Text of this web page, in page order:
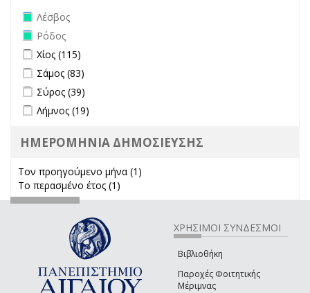
Remove Λέσβος filter
Λέσβος
Remove Ρόδος filter
Ρόδος
Apply Χίος filter
Χίος (115)
Apply Σάμος filter
Σάμος (83)
Apply Σύρος filter
Σύρος (39)
Apply Λήμνος filter
Λήμνος (19)
ΗΜΕΡΟΜΗΝΙΑ ΔΗΜΟΣΙΕΥΣΗΣ
Τον προηγούμενο μήνα (1)
Το περασμένο έτος (1)
ΧΡΗΣΙΜΟΙ ΣΥΝΔΕΣΜΟΙ
Βιβλιοθήκη
Παροχές Φοιτητικής
Μέριμνας